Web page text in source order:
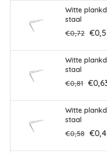
Witte
staal
€0,72
Witte
staal
€0,81
Witte
staal
€0,58